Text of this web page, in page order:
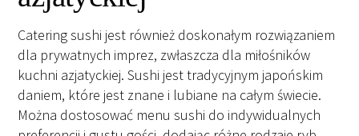
Catering sushi jest również doskonałym rozwiązaniem
dla prywatnych imprez, zwłaszcza dla miłośników
kuchni azjatyckiej. Sushi jest tradycyjnym japońskim
daniem, które jest znane i lubiane na całym świecie.
Można dostosować menu sushi do indywidualnych